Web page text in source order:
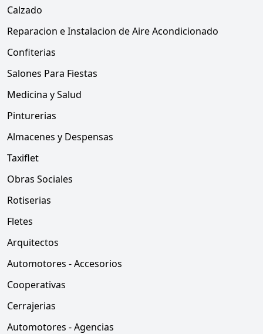
Calzado
Reparacion e Instalacion de Aire Acondicionado
Confiterias
Salones Para Fiestas
Medicina y Salud
Pinturerias
Almacenes y Despensas
Taxiflet
Obras Sociales
Rotiserias
Fletes
Arquitectos
Automotores - Accesorios
Cooperativas
Cerrajerias
Automotores - Agencias